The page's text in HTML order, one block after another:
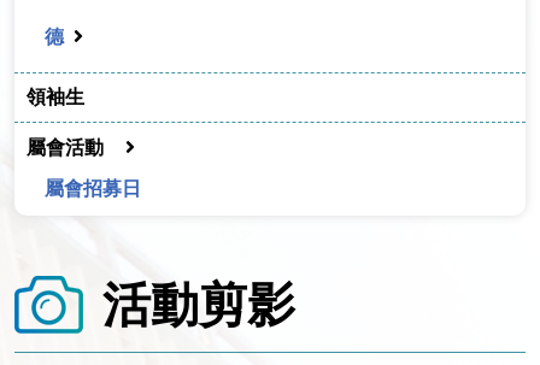
德
領袖生
屬會活動
屬會招募日
活動剪影